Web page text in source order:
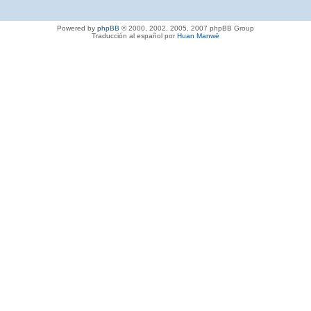
Powered by phpBB © 2000, 2002, 2005, 2007 phpBB Group
Traducción al español porHuan Manwë